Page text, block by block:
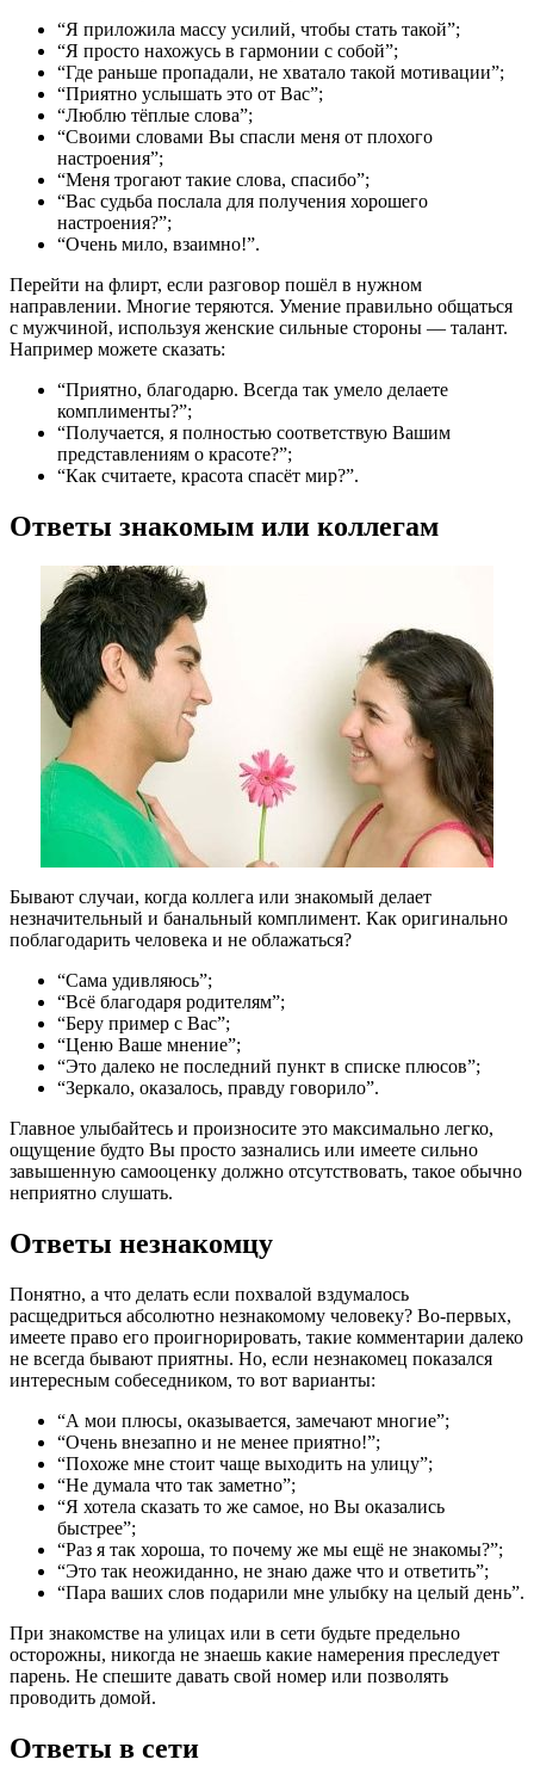
“Я приложила массу усилий, чтобы стать такой”;
“Я просто нахожусь в гармонии с собой”;
“Где раньше пропадали, не хватало такой мотивации”;
“Приятно услышать это от Вас”;
“Люблю тёплые слова”;
“Своими словами Вы спасли меня от плохого
настроения”;
“Меня трогают такие слова, спасибо”;
“Вас судьба послала для получения хорошего
настроения?”;
“Очень мило, взаимно!”.
Перейти на флирт, если разговор пошёл в нужном
направлении. Многие теряются. Умение правильно общаться
с мужчиной, используя женские сильные стороны — талант.
Например можете сказать:
“Приятно, благодарю. Всегда так умело делаете
комплименты?”;
“Получается, я полностью соответствую Вашим
представлениям о красоте?”;
“Как считаете, красота спасёт мир?”.
Ответы знакомым или коллегам
Бывают случаи, когда коллега или знакомый делает
незначительный и банальный комплимент. Как оригинально
поблагодарить человека и не облажаться?
“Сама удивляюсь”;
“Всё благодаря родителям”;
“Беру пример с Вас”;
“Ценю Ваше мнение”;
“Это далеко не последний пункт в списке плюсов”;
“Зеркало, оказалось, правду говорило”.
Главное улыбайтесь и произносите это максимально легко,
ощущение будто Вы просто зазнались или имеете сильно
завышенную самооценку должно отсутствовать, такое обычно
неприятно слушать.
Ответы незнакомцу
Понятно, а что делать если похвалой вздумалось
расщедриться абсолютно незнакомому человеку? Во-первых,
имеете право его проигнорировать, такие комментарии далеко
не всегда бывают приятны. Но, если незнакомец показался
интересным собеседником, то вот варианты:
“А мои плюсы, оказывается, замечают многие”;
“Очень внезапно и не менее приятно!”;
“Похоже мне стоит чаще выходить на улицу”;
“Не думала что так заметно”;
“Я хотела сказать то же самое, но Вы оказались
быстрее”;
“Раз я так хороша, то почему же мы ещё не знакомы?”;
“Это так неожиданно, не знаю даже что и ответить”;
“Пара ваших слов подарили мне улыбку на целый день”.
При знакомстве на улицах или в сети будьте предельно
осторожны, никогда не знаешь какие намерения преследует
парень. Не спешите давать свой номер или позволять
проводить домой.
Ответы в сети